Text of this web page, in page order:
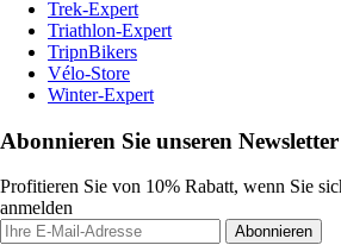
Trek-Expert
Triathlon-Expert
TripnBikers
Vélo-Store
Winter-Expert
Abonnieren Sie unseren Newsletter
Profitieren Sie von 10% Rabatt, wenn Sie
anmelden
Abonnieren